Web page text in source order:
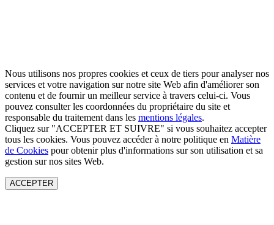
Nous utilisons nos propres cookies et ceux de tiers pour analyser nos
services et votre navigation sur notre site Web afin d'améliorer son
contenu et de fournir un meilleur service à travers celui-ci. Vous
pouvez consulter les coordonnées du propriétaire du site et
responsable du traitement dans les mentions légales.
Cliquez sur "ACCEPTER ET SUIVRE" si vous souhaitez accepter
tous les cookies. Vous pouvez accéder à notre politique en Matière
de Cookies pour obtenir plus d'informations sur son utilisation et sa
gestion sur nos sites Web.
ACCEPTER